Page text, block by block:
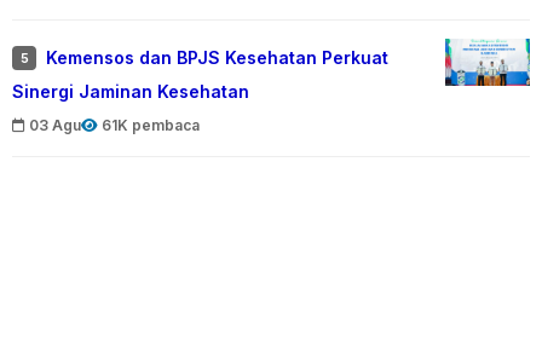
5
Kemensos dan BPJS Kesehatan Perkuat
Sinergi Jaminan Kesehatan
03 Agu 61K pembaca